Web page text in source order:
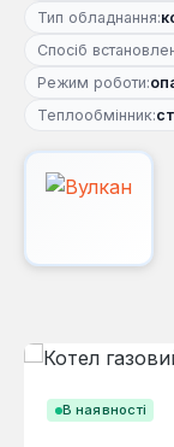
Тип обладнання:
Спосіб
Режим роботи:
Теплообмінник:
В наявності
Пропустити